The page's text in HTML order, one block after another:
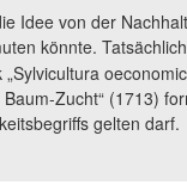
Idee von der
könnte.
Zucht“ (1713)
gelten darf.